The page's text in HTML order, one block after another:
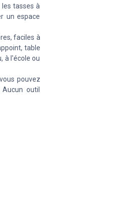
tasses à
un espace
faciles à
table
à l'école ou
pouvez
outil